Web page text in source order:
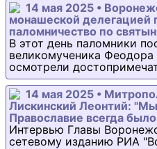
14 мая 2025 •
монашеской делегацией
паломничество по
В этот день паломники
великомученика
осмотрели
14 мая 2025 •
Лискинский Леонтий:
Православие всегда
Интервью Главы
сетевому изданию РИА